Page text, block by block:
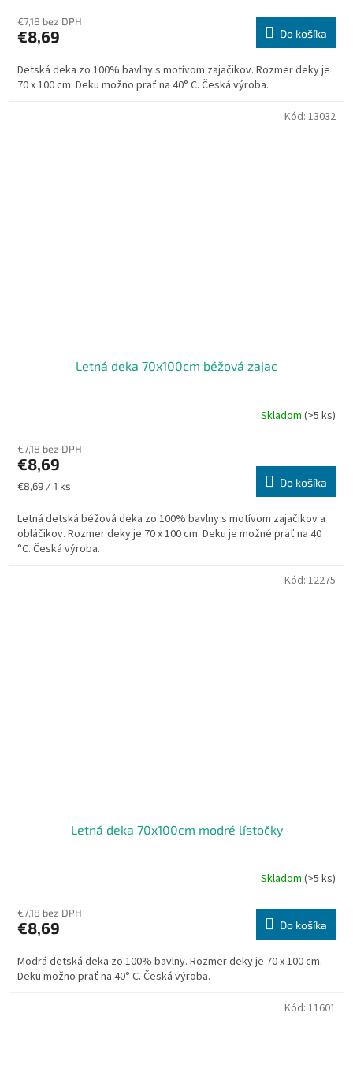
produktu
je
z
5
€7,18 bez DPH
€8,69 Do košíka
Detská deka zo 100% bavlny s motívom zajačikov. Rozmer deky je
70 x 100 cm. Deku možno prať na 40° C. Česká výroba.
Letná deka 70x100cm béžová zajac
produktu
je
z
hviezdičiek.
Skladom(>5 ks)
€7,18 bez DPH
€8,69
Jednotková
€8,69 / 1 ks Do košíka
Letná detská béžová deka zo 100% bavlny s motívom zajačikov a
obláčikov. Rozmer deky je 70 x 100 cm. Deku je možné prať na 40
°C. Česká výroba.
Kód: 13032
Letná deka 70x100cm modré lístočky
Skladom (>5 ks)
€7,18 bez DPH
€8,69 Do košíka
Modrá detská deka zo 100% bavlny. Rozmer deky je 70 x 100 cm.
Deku možno prať na 40° C. Česká výroba.
Kód: 12275
Kód: 11601